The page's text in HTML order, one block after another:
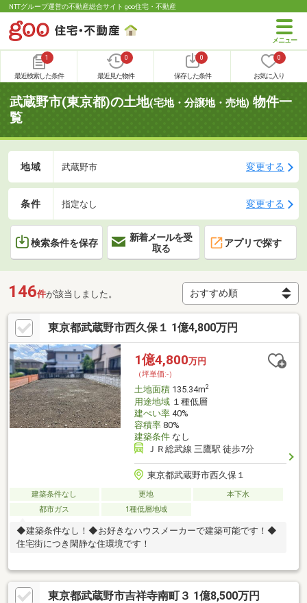
NTTグループ運営の不動産総合サイト goo住宅・不動産
1
最近検索した条件
0
最近見た物件
0
保存した条件
0
お気に入り
武蔵野市(東京都)の土地(宅地・分譲地・売地) 物件一
覧
地域 武蔵野市 変更する
条件 指定なし 変更する
検索条件を保存
新着メールを受
取る
アプリで探す
146件が該当しました。
東京都武蔵野市西久保１ 1億4,800万円
1億4,800万円
（坪単価:-）
土地面積135.34m2
用途地域１種低層
建ぺい率40%
容積率80%
建築条件なし
ＪＲ総武線 三鷹駅 徒歩7分
東京都武蔵野市西久保１
建築条件なし 更地
本下水
都市ガス
1種低層地域
◆建築条件なし！◆お好きなハウスメーカーで建築可能です！◆
住宅街につき閑静な住環境です！
東京都武蔵野市吉祥寺南町３ 1億8,500万円